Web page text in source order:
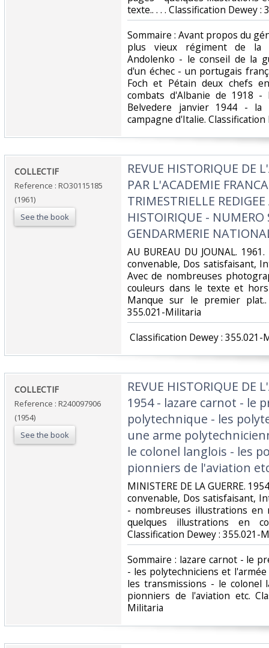
texte.. . . . Classification Dewey :
‎Sommaire : Avant propos du
plus vieux régiment de la
Andolenko - le conseil de la
d'un échec - un portugais
Foch et Pétain deux chefs
combats d'Albanie de 1918
Belvedere janvier 1944 - la
campagne d'Italie.
‎COLLECTIF‎
Reference : RO30115185
(1961)
See the book
‎REVUE HISTORIQUE DE
PAR L'ACADEMIE
TRIMESTRIELLE REDIGEE
HISTOIRIQUE - NUMERO
GENDARMERIE
‎AU BUREAU DU JOUNAL.
convenable, Dos satisfaisant,
Avec de nombreuses
couleurs dans le texte et
Manque sur le premier
355.021-Militaria‎
Classification Dewey : 355.021-
‎COLLECTIF‎
Reference : R240097906
(1954)
See the book
‎REVUE HISTORIQUE DE
1954 - lazare carnot - le
polytechnique - les
une arme
le colonel langlois - les
pionniers de l'aviation
‎MINISTERE DE LA GUERRE.
convenable, Dos satisfaisant,
- nombreuses illustrations
quelques illustrations en
Classification Dewey : 355.021-
‎Sommaire : lazare carnot - le
- les polytechniciens et
les transmissions - le colonel
pionniers de l'aviation etc.
Militaria‎